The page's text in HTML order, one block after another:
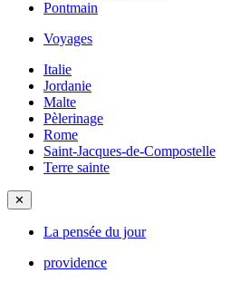
Pontmain
Voyages
Italie
Jordanie
Malte
Pèlerinage
Rome
Saint-Jacques-de-Compostelle
Terre sainte
✕
La pensée du jour
providence